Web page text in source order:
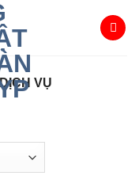
VỤ